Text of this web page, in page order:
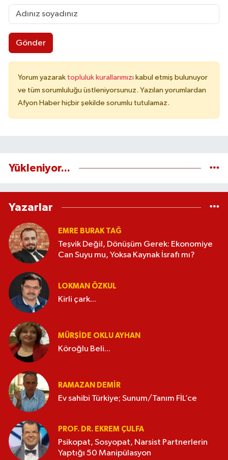
Gönder
Yorum yazarak topluluk kurallarımızı kabul etmiş bulunuyor
ve tüm sorumluluğu üstleniyorsunuz. Yazılan yorumlardan
Afyon Haber hiçbir şekilde sorumlu tutulamaz.
Yükleniyor...
Yazarlar
EMRE BURAK TAĞ
Teşvik Değil, Dönüşüm Gerek: Ekonomiye
Can Suyu mu, Yoksa Kaynak İsrafı mı?
LOKMAN ÖZKUL
Kirli çark...
MÜRŞIDE OKLU AYHAN
Köroğlu Beli...
RAMAZAN DEMİR
Ev sahibi Türkiye; Sunum/Tanım FİL’ce
PROF. DR. EKREM ÇULFA
Psikopat, Sosyopat, Narsist Partnerlerin
Yaptığı 50 Manipülasyon